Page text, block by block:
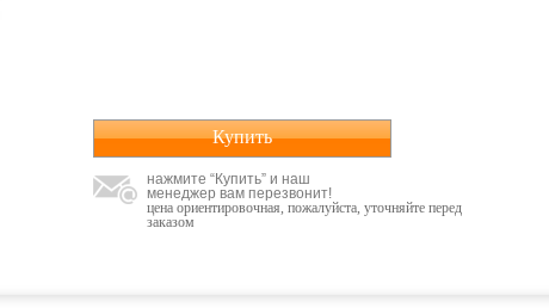
Купить
нажмите “Купить” и наш
менеджер вам перезвонит!
цена ориентировочная, пожалуйста, уточняйте перед
заказом